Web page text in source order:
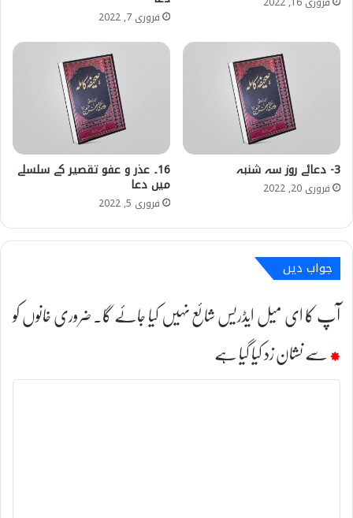
فروری 7, 2022
3- دعائے روز سہ شنبہ
فروری 20, 2022
16۔ عذر و عفو تقصیر کے سلسلے
میں دعا
فروری 5, 2022
جواب دیں
آپ کا ای میل ایڈریس شائع نہیں کیا جائے گا۔ضروری خانوں کو
*سے نشان زد کیا گیا ہے
ت